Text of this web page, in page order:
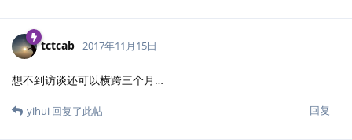
tctcab 2017年11月15日
想不到访谈还可以横跨三个月…
回复
yihui 回复了此帖